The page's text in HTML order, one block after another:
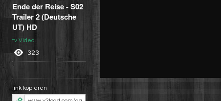
Ende der Reise - S02
Trailer 2 (Deutsche
UT) HD
tv Video
323
link kopieren